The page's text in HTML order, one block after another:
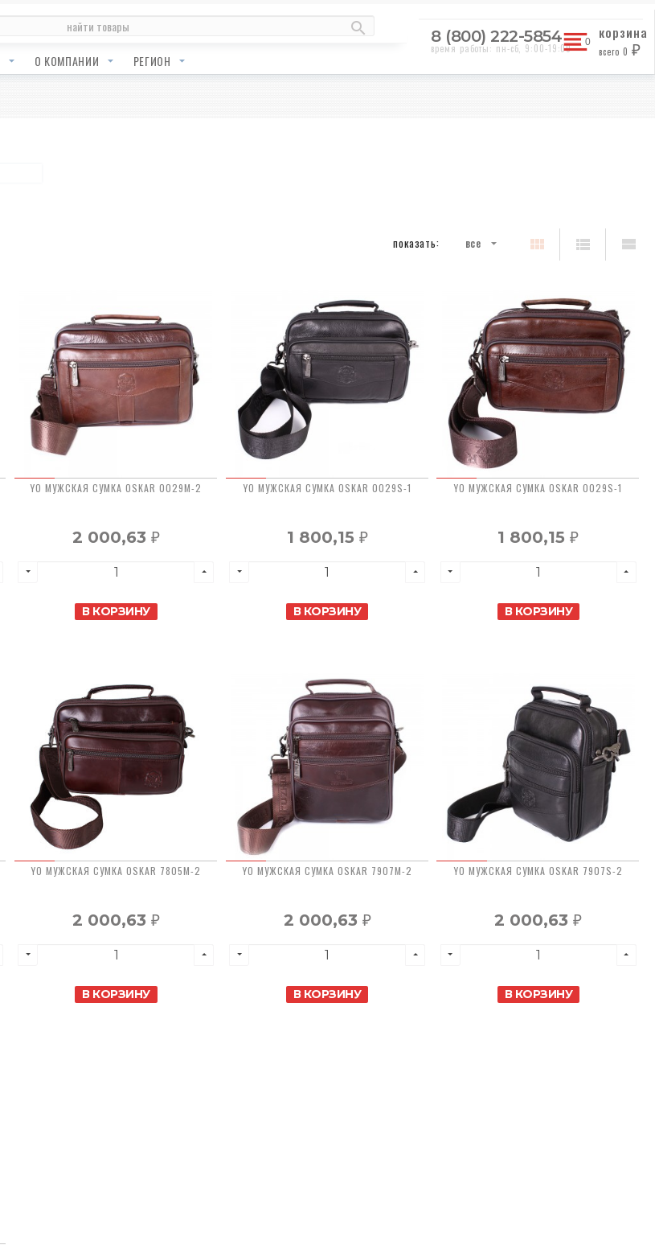
О КОМПАНИИ РЕГИОН
8 (800) 222-5854
время работы: пн-сб, 9:00-19:00
корзина
всего 0 ₽
показать: все
YO МУЖСКАЯ СУМКА OSKAR 0029M-2
2 000,63 ₽
В КОРЗИНУ
YO МУЖСКАЯ СУМКА OSKAR 0029S-1
1 800,15 ₽
В КОРЗИНУ
YO МУЖСКАЯ СУМКА OSKAR 0029S-1
1 800,15₽
В КОРЗИНУ
YO МУЖСКАЯ СУМКА OSKAR 7805M-2
2 000,63 ₽
В КОРЗИНУ
YO МУЖСКАЯ СУМКА OSKAR 7907M-2
2 000,63 ₽
В КОРЗИНУ
YO МУЖСКАЯ СУМКА OSKAR 7907S-2
2 000,63₽
В КОРЗИНУ